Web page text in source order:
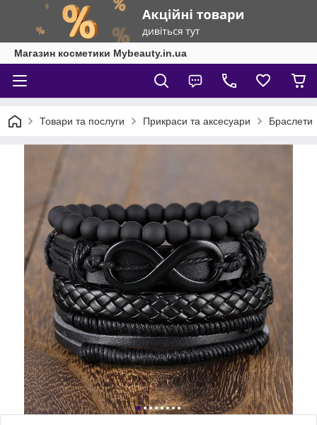
Магазин косметики Mybeauty.in.ua
Товари та послуги Прикраси та аксесуари Браслети